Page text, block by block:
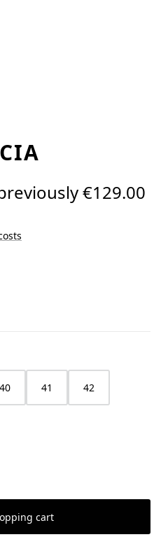
€129.00
40 41 42
the desired
cart